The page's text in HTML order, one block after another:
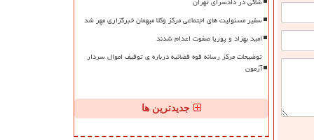
سفیر مسئولیت های اجتماعی مرکز وکلا میهمان خبرگزاری مهر شد
امید بهزاد و پوریا صفوت اعدام شدند
توضیحات مرکز رسانه قوه قضائیه درباره ی توقیف اموال سردار
آزمون
جدیدترین ها